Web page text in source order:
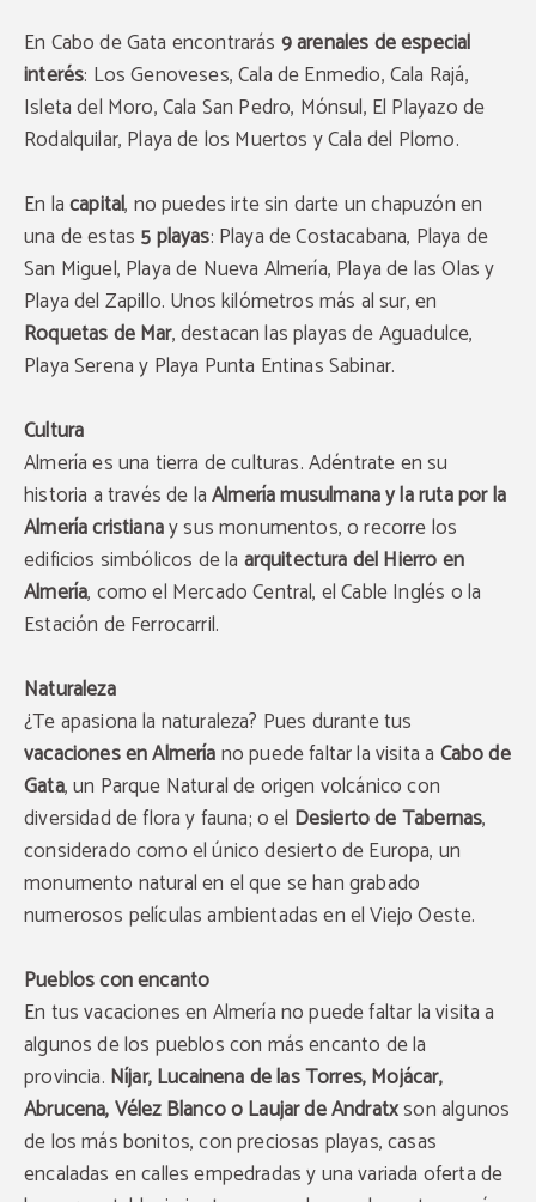
En Cabo de Gata encontrarás 9 arenales de especial
interés: Los Genoveses, Cala de Enmedio, Cala Rajá,
Isleta del Moro, Cala San Pedro, Mónsul, El Playazo de
Rodalquilar, Playa de los Muertos y Cala del Plomo.
En lacapital, no puedes irte sin darte un chapuzón en
una de estas 5 playas: Playa de Costacabana, Playa de
San Miguel, Playa de Nueva Almería, Playa de las Olas y
Playa del Zapillo. Unos kilómetros más al sur, en
Roquetas de Mar, destacan las playas de Aguadulce,
Playa Serena y Playa Punta Entinas Sabinar.
Cultura
Almería es una tierra de culturas. Adéntrate en su
historia a través de laAlmería musulmana y la ruta por la
Almería cristianay sus monumentos, o recorre los
edificios simbólicos de la arquitectura del Hierro en
Almería, como el Mercado Central, el Cable Inglés o la
Estación de Ferrocarril.
Naturaleza
¿Te apasiona la naturaleza? Pues durante tus
vacaciones en Almeríano puede faltar la visita a Cabo de
Gata, un Parque Natural de origen volcánico con
diversidad de flora y fauna; o el Desierto de Tabernas,
considerado como el único desierto de Europa, un
monumento natural en el que se han grabado
numerosos películas ambientadas en el Viejo Oeste.
Pueblos con encanto
En tus vacaciones en Almería no puede faltar la visita a
algunos de los pueblos con más encanto de la
provincia. Níjar, Lucainena de las Torres, Mojácar,
Abrucena, Vélez Blanco o Laujar de Andratxson algunos
de los más bonitos, con preciosas playas, casas
encaladas en calles empedradas y una variada oferta de
Descuento exclusivo